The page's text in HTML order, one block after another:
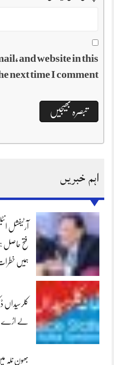
and website in this
next time I comment.
اہم خبریں
آرٹیفشل
ہمیں
لے اڑے
بھون نلہ